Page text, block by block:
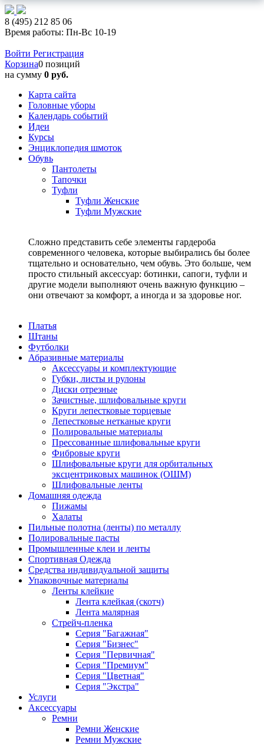
8 (495) 212 85 06
Время работы: Пн-Вс 10-19
Войти Регистрация
Корзина0 позиций
на сумму 0 руб.
Карта сайта
Головные уборы
Календарь событий
Идеи
Курсы
Энциклопедия шмоток
Обувь
Пантолеты
Тапочки
Туфли
Туфли Женские
Туфли Мужские
Сложно представить себе элементы гардероба
современного человека, которые выбирались бы более
тщательно и основательно, чем обувь. Это больше, чем
просто стильный аксессуар: ботинки, сапоги, туфли и
другие модели выполняют очень важную функцию –
они отвечают за комфорт, а иногда и за здоровье ног.
Платья
Штаны
Футболки
Абразивные материалы
Аксессуары и комплектующие
Губки, листы и рулоны
Диски отрезные
Зачистные, шлифовальные круги
Круги лепестковые торцевые
Лепестковые нетканые круги
Полировальные материалы
Прессованные шлифовальные круги
Фибровые круги
Шлифовальные круги для орбитальных
эксцентриковых машинок (ОШМ)
Шлифовальные ленты
Домашняя одежда
Пижамы
Халаты
Пильные полотна (ленты) по металлу
Полировальные пасты
Промышленные клеи и ленты
Спортивная Одежда
Средства индивидуальной защиты
Упаковочные материалы
Ленты клейкие
Лента клейкая (скотч)
Лента малярная
Стрейч-пленка
Серия "Багажная"
Серия "Бизнес"
Серия "Первичная"
Серия "Премиум"
Серия "Цветная"
Серия "Экстра"
Услуги
Аксессуары
Ремни
Ремни Женские
Ремни Мужские